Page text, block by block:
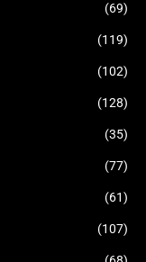
(69)
(119)
(102)
(128)
(35)
(77)
(61)
(107)